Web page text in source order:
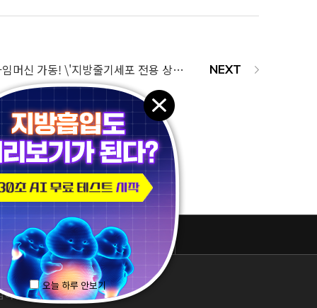
서울365mc병원 타임머신 가동! \'지방줄기세포 전용 상담실 OPEN\'
오늘 하루 안보기
패밀리 사이트
하진 / 1577-3653